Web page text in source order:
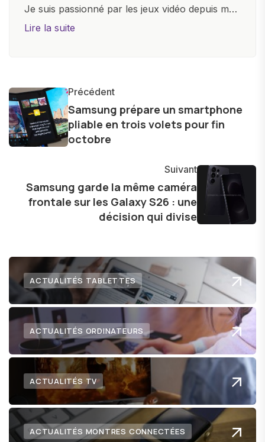
Je suis passionné par les jeux vidéo depuis mon
plus jeune âge. Mon amour pour l'univers
et bien d'autres gadgets technologiques. Armé
d'une curiosité insatiable, j'aime dévoiler les
dernières tendances et innovations, partageant
avec enthousiasme mes découvertes avec la
l'exploration constante des frontières de la
technologie me permet de présenter aux
lecteurs un aperçu captivant de ce que le futur
numérique nous réserve.
Lire la suite
Précédent
Samsung prépare un smartphone
pliable en trois volets pour fin
octobre
Suivant
Samsung garde la même caméra
frontale sur les Galaxy S26 : une
décision qui divise
ACTUALITÉS TABLETTES
ACTUALITÉS ORDINATEURS
ACTUALITÉS TV
ACTUALITÉS MONTRES CONNECTÉES